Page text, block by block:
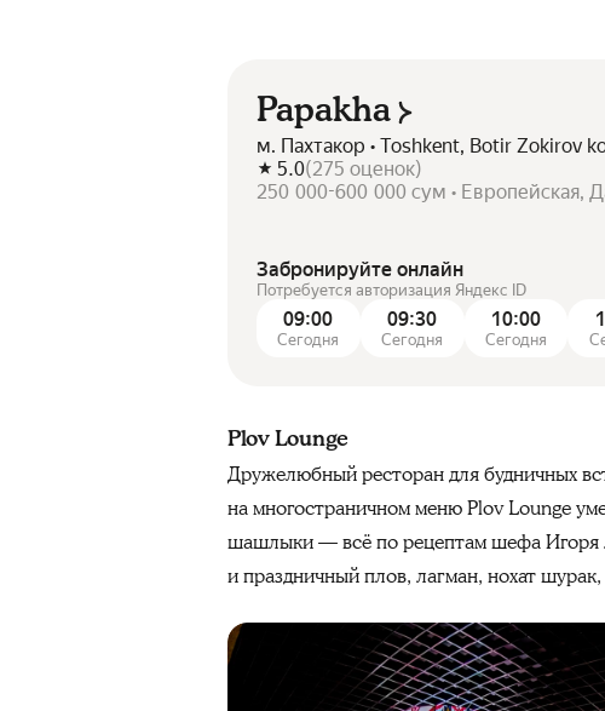
Papakha
м. Пахтакор • Toshkent, Botir Zokirov
5.0(275 оценок)
250 000-600 000 сум • Европейская,
Забронируйте онлайн
Потребуется авторизация Яндекс ID
09:00
Сегодня
09:30
Сегодня
10:00
Сегодня
Plov Lounge
Дружелюбный ресторан для будничных
на многостраничном меню Plov Lounge
шашлыки — всё по рецептам шефа Игоря
и праздничный плов, лагман, нохат